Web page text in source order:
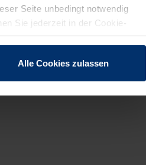
Seite unbedingt notwendig
Sie jederzeit in der Cookie-
Alle Cookies zulassen